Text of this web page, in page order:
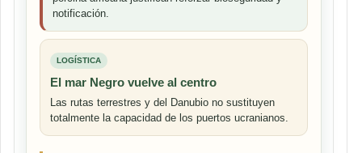
notificación.
LOGÍSTICA
El mar Negro vuelve al centro
Las rutas terrestres y del Danubio no sustituyen
totalmente la capacidad de los puertos ucranianos.